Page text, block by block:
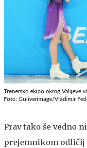
Trenersko ekipo okrog Valijeve
Foto: Guliverimage/Vladimir
Prav tako še vedno
prejemnikom odličij